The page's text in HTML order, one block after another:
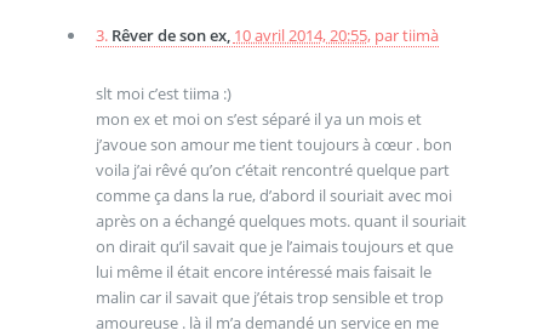
3. Rêver de son ex, 10 avril 2014, 20:55, partiimà
slt moi c’est tiima :)
mon ex et moi on s’est séparé il ya un mois et
j’avoue son amour me tient toujours à cœur . bon
voila j’ai rêvé qu’on c’était rencontré quelque part
comme ça dans la rue, d’abord il souriait avec moi
après on a échangé quelques mots. quant il souriait
on dirait qu’il savait que je l’aimais toujours et que
lui même il était encore intéressé mais faisait le
malin car il savait que j’étais trop sensible et trop
amoureuse . là il m’a demandé un service en me